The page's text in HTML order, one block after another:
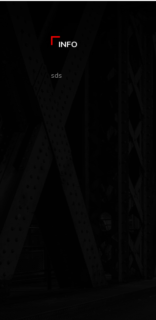
INFO
sds